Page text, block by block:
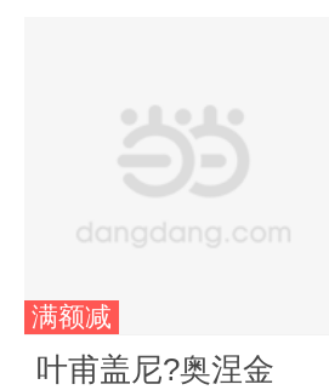
满额减
叶甫盖尼?奥涅金